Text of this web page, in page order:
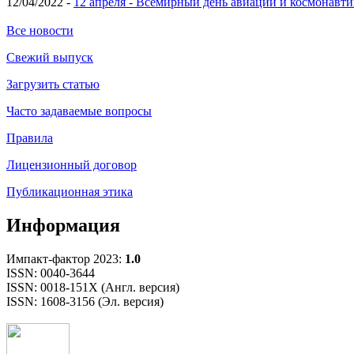
Все новости
Свежий выпуск
Загрузить статью
Часто задаваемые вопросы
Правила
Лицензионный договор
Публикационная этика
Информация
Импакт-фактор 2023: 1.0
ISSN: 0040-3644
ISSN: 0018-151X (Англ. версия)
ISSN: 1608-3156 (Эл. версия)